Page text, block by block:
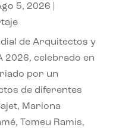
5, 2026
de Arquitectos y
2026, celebrado en
por un
de diferentes
Mariona
Tomeu Ramis,